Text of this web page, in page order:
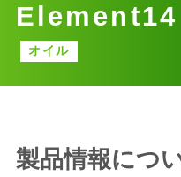
業種から探す
オイル
製品情報につ